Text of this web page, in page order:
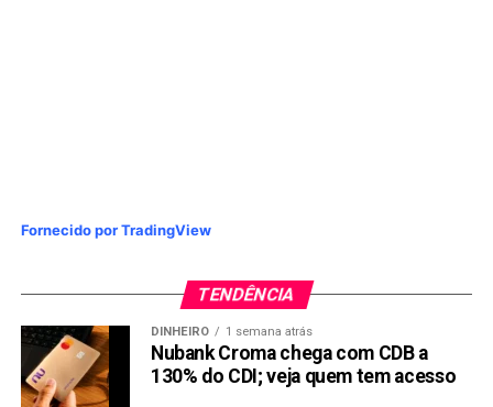
Imagem: Reprodução
FLOKI, uma Memecoins relativamente nova, atualmente é
avaliada em $0,00002943. Ele experimentou uma queda
significativa de -91,51% desde seu último pico. No
Fornecido por TradingView
TENDÊNCIA
DINHEIRO 1 semana atrás
Nubank Croma chega com CDB a
130% do CDI; veja quem tem acesso